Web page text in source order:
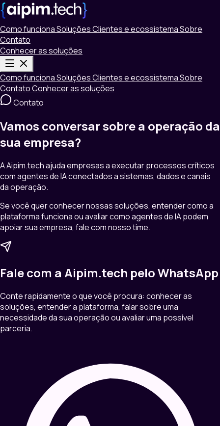
Como funcionaSoluçõesClientes e ecossistemaSobre
Contato
Conhecer as soluções
Como funcionaSoluçõesClientes e ecossistemaSobre
ContatoConhecer as soluções
Contato
Vamos conversar sobre a operação da
sua empresa?
A Aipim.tech ajuda empresas a executar processos críticos
com agentes de IA conectados a sistemas, dados e canais
da operação.
Se você quer conhecer nossas soluções, entender como a
plataforma funciona ou avaliar como agentes de IA podem
apoiar sua empresa, fale com nosso time.
Fale com a Aipim.tech pelo WhatsApp
Conte rapidamente o que você procura: conhecer as
soluções, entender a plataforma, falar sobre uma
necessidade da sua operação ou avaliar uma possível
parceria.